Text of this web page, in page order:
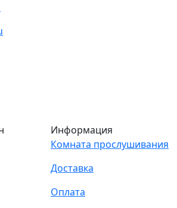
Информация
Комната прослушивания
Доставка
Оплата